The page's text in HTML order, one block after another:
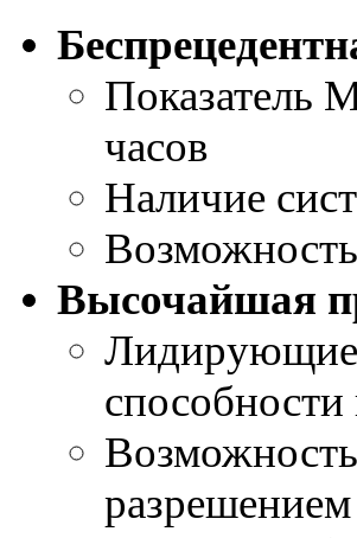
Показатель
часов
Наличие
Высочайшая
Лидирующие